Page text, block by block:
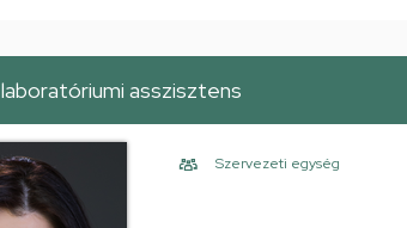
laboratóriumi asszisztens
Szervezeti egység